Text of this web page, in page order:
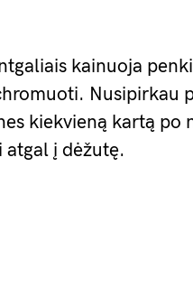
kainuoja
Nusipirkau
kiekvieną kartą po
į dėžutę.